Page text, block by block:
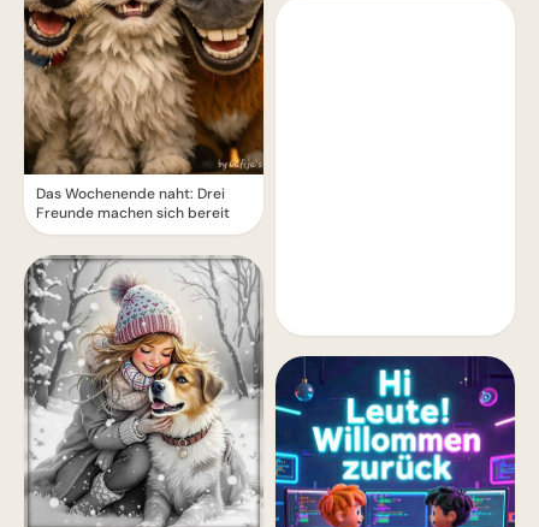
Das Wochenende naht: Drei
Freunde machen sich bereit